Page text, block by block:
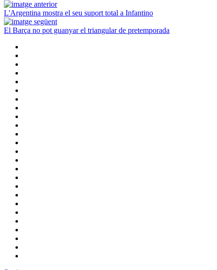
L'Argentina mostra el seu suport total a Infantino
El Barça no pot guanyar el triangular de pretemporada